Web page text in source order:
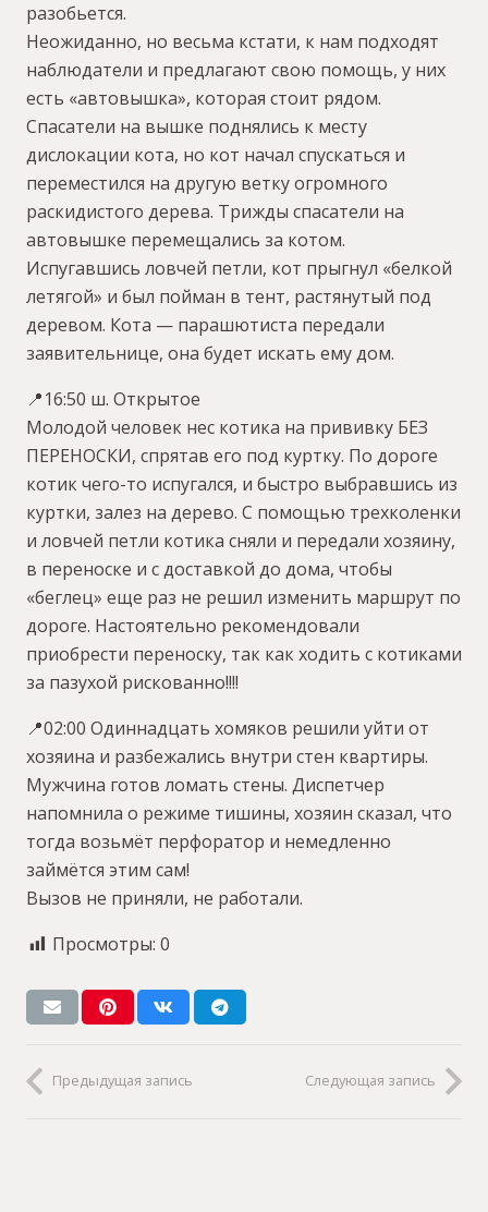
разобьется.
Неожиданно, но весьма кстати, к нам подходят
наблюдатели и предлагают свою помощь, у них
есть «автовышка», которая стоит рядом.
Спасатели на вышке поднялись к месту
дислокации кота, но кот начал спускаться и
переместился на другую ветку огромного
раскидистого дерева. Трижды спасатели на
автовышке перемещались за котом.
Испугавшись ловчей петли, кот прыгнул «белкой
летягой» и был пойман в тент, растянутый под
деревом. Кота — парашютиста передали
заявительнице, она будет искать ему дом.
📍16:50 ш. Открытое
Молодой человек нес котика на прививку БЕЗ
ПЕРЕНОСКИ, спрятав его под куртку. По дороге
котик чего-то испугался, и быстро выбравшись из
куртки, залез на дерево. С помощью трехколенки
и ловчей петли котика сняли и передали хозяину,
в переноске и с доставкой до дома, чтобы
«беглец» еще раз не решил изменить маршрут по
дороге. Настоятельно рекомендовали
приобрести переноску, так как ходить с котиками
за пазухой рискованно!!!!
📍02:00 Одиннадцать хомяков решили уйти от
хозяина и разбежались внутри стен квартиры.
Мужчина готов ломать стены. Диспетчер
напомнила о режиме тишины, хозяин сказал, что
тогда возьмёт перфоратор и немедленно
займётся этим сам!
Вызов не приняли, не работали.
Просмотры: 0
Предыдущая запись Следующая запись